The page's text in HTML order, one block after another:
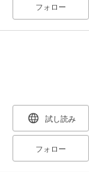
フォロー
試し読み
フォロー